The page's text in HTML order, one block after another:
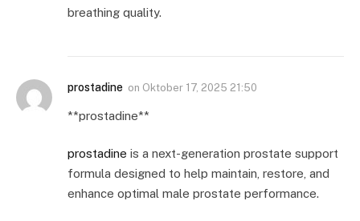
breathing quality.
prostadine on Oktober 17, 2025 21:50
** prostadine**
prostadine is a next-generation prostate support
formula designed to help maintain, restore, and
enhance optimal male prostate performance.